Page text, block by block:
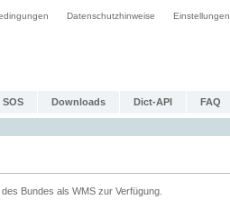
Datenschutzhinweise Einstellungen
SOS Downloads Dict-API FAQ
Bundes als WMS zur Verfügung.